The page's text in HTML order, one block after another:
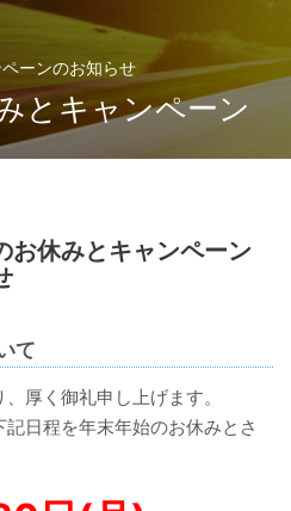
ーンのお知らせ
とキャンペーン
お休みとキャンペーン
て
厚く御礼申し上げます。
日程を年末年始のお休みとさ